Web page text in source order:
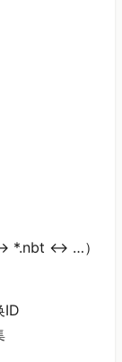
*.nbt ↔ …）
ID